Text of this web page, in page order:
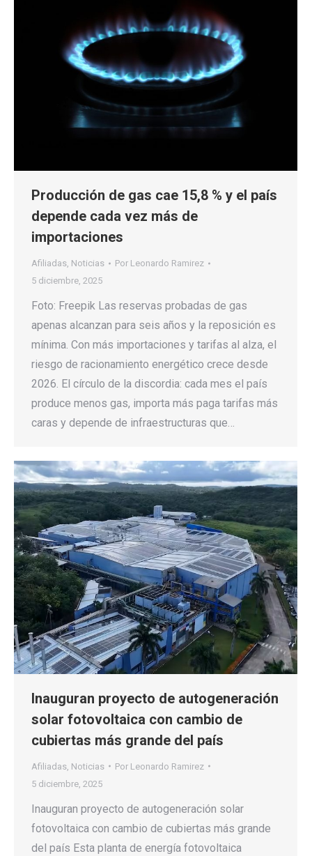
Producción de gas cae 15,8 % y el país
depende cada vez más de
importaciones
Afiliadas, Noticias Por Leonardo Ramirez
5 diciembre, 2025
Foto: Freepik Las reservas probadas de gas
apenas alcanzan para seis años y la reposición es
mínima. Con más importaciones y tarifas al alza, el
riesgo de racionamiento energético crece desde
2026. El círculo de la discordia: cada mes el país
produce menos gas, importa más paga tarifas más
caras y depende de infraestructuras que…
Inauguran proyecto de autogeneración
solar fotovoltaica con cambio de
cubiertas más grande del país
Afiliadas Noticias Por Leonardo Ramirez
5 diciembre, 2025
Inauguran proyecto de autogeneración solar
fotovoltaica con cambio de cubiertas más grande
del país Esta planta de energía fotovoltaica